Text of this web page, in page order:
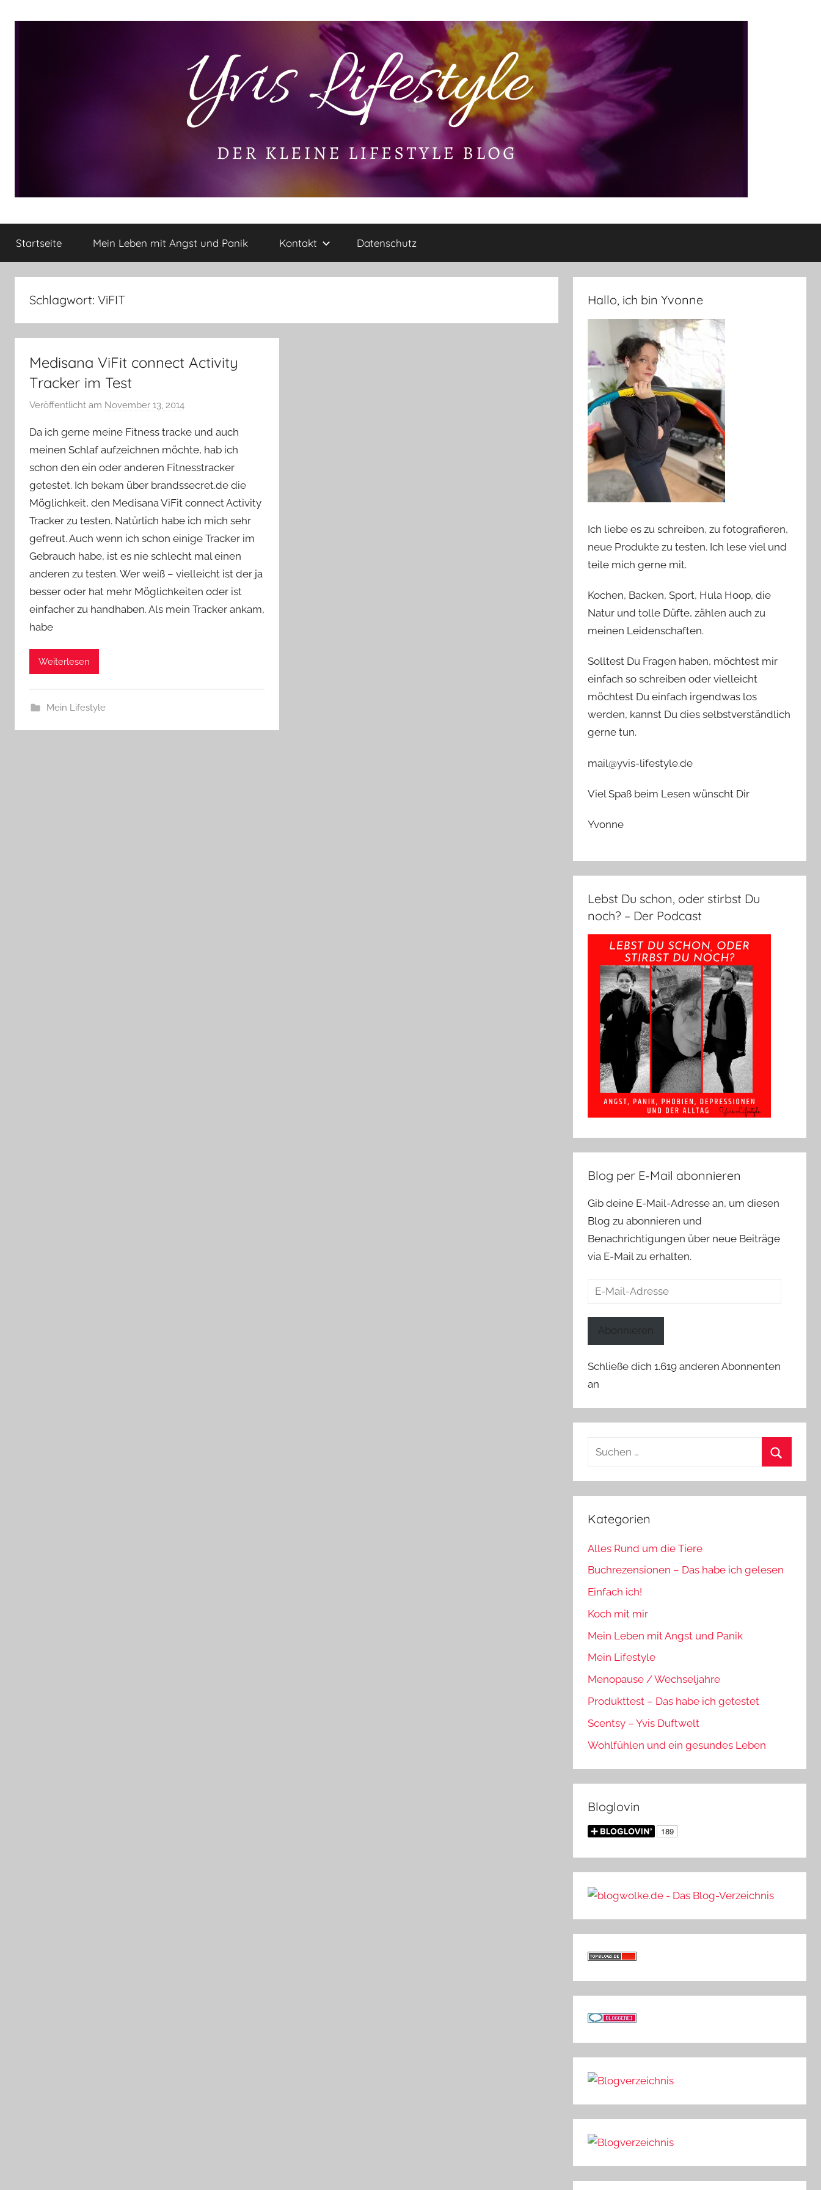
Yvis
Lifestyle
kleine
Lifestyle
Rezensionen,
Produkttests
und
mehr
Startseite Mein Leben mit Angst und Panik Kontakt Datenschutz
Schlagwort: ViFIT
Medisana ViFit connect Activity
Tracker im Test
Veröffentlicht am November 13, 2014
n
Y
v
o
n
n
e
Da ich gerne meine Fitness tracke und auch
meinen Schlaf aufzeichnen möchte, hab ich
schon den ein oder anderen Fitnesstracker
getestet. Ich bekam über brandssecret.de die
Möglichkeit, den Medisana ViFit connect Activity
Tracker zu testen. Natürlich habe ich mich sehr
gefreut. Auch wenn ich schon einige Tracker im
Gebrauch habe, ist es nie schlecht mal einen
anderen zu testen. Wer weiß – vielleicht ist der ja
besser oder hat mehr Möglichkeiten oder ist
einfacher zu handhaben. Als mein Tracker ankam,
habe
Weiterlesen
Mein Lifestyle
Hallo, ich bin Yvonne
Ich liebe es zu schreiben, zu fotografieren,
neue Produkte zu testen. Ich lese viel und
teile mich gerne mit.
Kochen, Backen, Sport, Hula Hoop, die
Natur und tolle Düfte, zählen auch zu
meinen Leidenschaften.
Solltest Du Fragen haben, möchtest mir
einfach so schreiben oder vielleicht
möchtest Du einfach irgendwas los
werden, kannst Du dies selbstverständlich
gerne tun.
mail@yvis-lifestyle.de
Viel Spaß beim Lesen wünscht Dir
Yvonne
Lebst Du schon, oder stirbst Du
noch? – Der Podcast
Blog per E-Mail abonnieren
Gib deine E-Mail-Adresse an, um diesen
Blog zu abonnieren und
Benachrichtigungen über neue Beiträge
via E-Mail zu erhalten.
E-
Abonnieren
Schließe dich 1.619 anderen Abonnenten
an
Suchen
Kategorien
Alles Rund um die Tiere
Buchrezensionen – Das habe ich gelesen
Einfach ich!
Koch mit mir
Mein Leben mit Angst und Panik
Mein Lifestyle
Menopause / Wechseljahre
Produkttest – Das habe ich getestet
Scentsy – Yvis Duftwelt
Wohlfühlen und ein gesundes Leben
Bloglovin